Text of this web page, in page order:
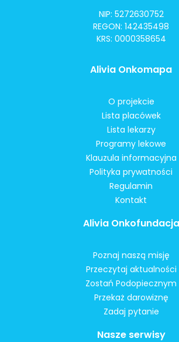
NIP: 5272630752
REGON: 142435498
KRS: 0000358654
Alivia Onkomapa
O projekcie
Lista placówek
Lista lekarzy
Programy lekowe
Klauzula informacyjna
Polityka prywatności
Regulamin
Kontakt
Alivia Onkofundacja
Poznaj naszą misję
Przeczytaj aktualności
Zostań Podopiecznym
Przekaż darowiznę
Zadaj pytanie
Nasze serwisy